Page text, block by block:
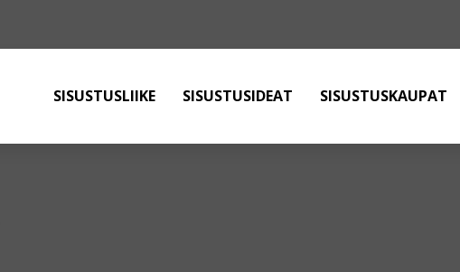
SISUSTUSLIIKE SISUSTUSIDEAT SISUSTUSKAUPAT